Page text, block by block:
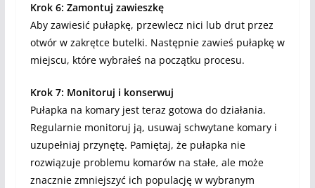
Krok 6: Zamontuj zawieszkę
Aby zawiesić pułapkę, przewlecz nici lub drut przez
otwór w zakrętce butelki. Następnie zawieś pułapkę w
miejscu, które wybrałeś na początku procesu.
Krok 7: Monitoruj i konserwuj
Pułapka na komary jest teraz gotowa do działania.
Regularnie monitoruj ją, usuwaj schwytane komary i
uzupełniaj przynętę. Pamiętaj, że pułapka nie
rozwiązuje problemu komarów na stałe, ale może
znacznie zmniejszyć ich populację w wybranym